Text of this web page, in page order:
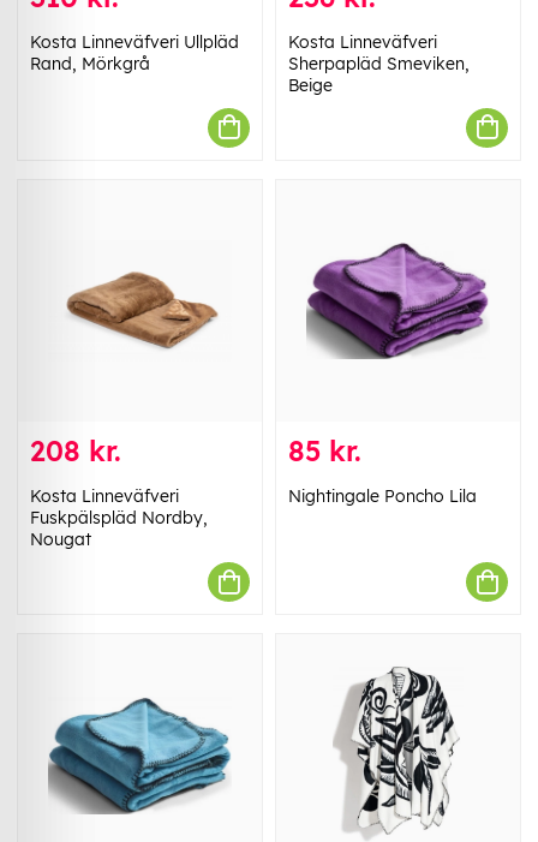
Kosta Linneväfveri Ullpläd
Rand, Mörkgrå
Kosta Linneväfveri
Sherpapläd Smeviken,
Beige
208 kr.
Kosta Linneväfveri
Fuskpälspläd Nordby,
Nougat
85 kr.
Nightingale Poncho Lila